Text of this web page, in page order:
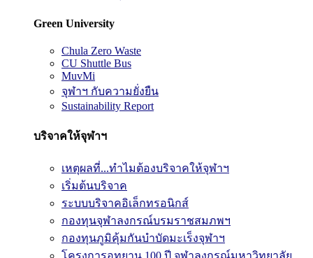
Green University
Chula Zero Waste
CU Shuttle Bus
MuvMi
จุฬาฯ กับความยั่งยืน
Sustainability Report
บริจาคให้จุฬาฯ
เหตุผลที่...ทำไมต้องบริจาคให้จุฬาฯ
เริ่มต้นบริจาค
ระบบบริจาคอิเล็กทรอนิกส์
กองทุนจุฬาลงกรณ์บรมราชสมภพฯ
กองทุนภูมิคุ้มกันบำบัดมะเร็งจุฬาฯ